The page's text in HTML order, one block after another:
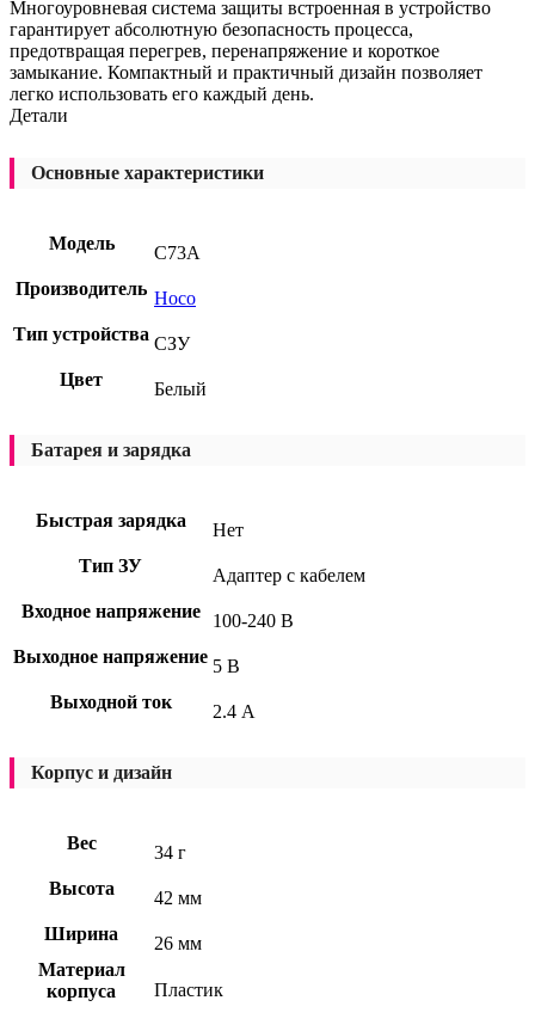
Многоуровневая система защиты встроенная в устройство
гарантирует абсолютную безопасность процесса,
предотвращая перегрев, перенапряжение и короткое
замыкание. Компактный и практичный дизайн позволяет
легко использовать его каждый день.
Детали
Основные характеристики
Модель
C73A
Производитель Hoco
Тип устройства СЗУ
Цвет
Белый
Батарея и зарядка
Быстрая зарядка
Нет
Тип ЗУ
Адаптер с кабелем
Входное напряжение
100-240 В
Выходное напряжение 5 В
Выходной ток
2.4 А
Корпус и дизайн
Вес
34 г
Высота
42 мм
Ширина
26 мм
Материал
корпуса
Пластик